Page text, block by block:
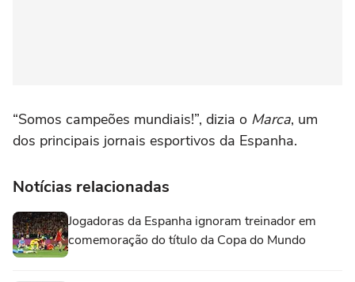
“Somos campeões mundiais!”, dizia o Marca, um
dos principais jornais esportivos da Espanha.
Notícias relacionadas
Jogadoras da Espanha ignoram treinador em
comemoração do título da Copa do Mundo